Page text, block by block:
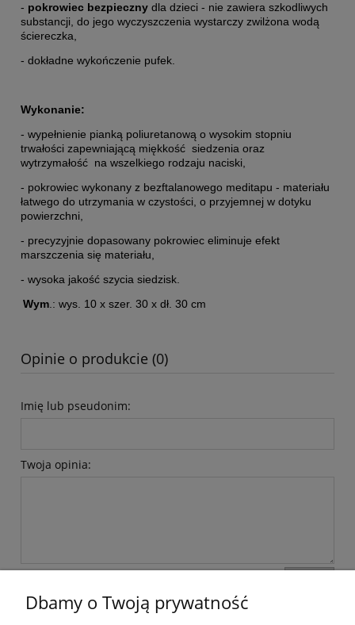
- pokrowiec bezpieczny dla dzieci - nie zawiera szkodliwych
substancji, do jego wyczyszczenia wystarczy zwilżona wodą
ściereczka,
- dokładne wykończenie pufek.
Wykonanie:
- wypełnienie pianką poliuretanową o wysokim stopniu
trwałości zapewniającą miękkość siedzenia oraz
wytrzymałość na wszelkiego rodzaju naciski,
- pokrowiec wykonany z bezftalanowego meditapu - materiału
łatwego do utrzymania w czystości, o przyjemnej w dotyku
powierzchni,
- precyzyjnie dopasowany pokrowiec eliminuje efekt
marszczenia się materiału,
- wysoka jakość szycia siedzisk.
Wym.: wys. 10 x szer. 30 x dł. 30 cm
Opinie o produkcie (0)
Imię lub pseudonim:
Twoja opinia:
Dbamy o Twoją prywatność